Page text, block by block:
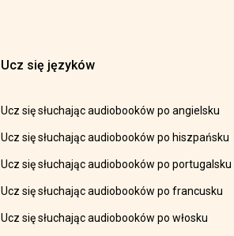
Ucz się języków
Ucz się słuchając audiobooków po angielsku
Ucz się słuchając audiobooków po hiszpańsku
Ucz się słuchając audiobooków po portugalsku
Ucz się słuchając audiobooków po francusku
Ucz się słuchając audiobooków po włosku